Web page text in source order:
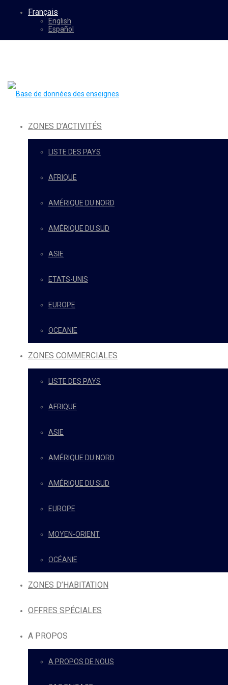
Français
English
Español
ZONES D’ACTIVITÉS
LISTE DES PAYS
AFRIQUE
AMÉRIQUE DU NORD
AMÉRIQUE DU SUD
ASIE
ETATS-UNIS
EUROPE
OCEANIE
ZONES COMMERCIALES
LISTE DES PAYS
AFRIQUE
ASIE
AMÉRIQUE DU NORD
AMÉRIQUE DU SUD
EUROPE
MOYEN-ORIENT
OCÉANIE
ZONES D’HABITATION
OFFRES SPÉCIALES
A PROPOS
A PROPOS DE NOUS